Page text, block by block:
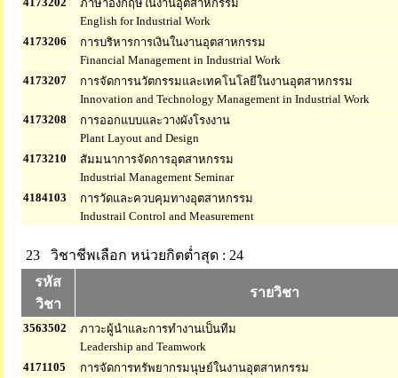
ภาษาอังกฤษในงานอุตสาหกรรม
English for Industrial Work
4173206
การบริหารการเงินในงานอุตสาหกรรม
Financial Management in Industrial Work
4173207
การจัดการนวัตกรรมและเทคโนโลยีในงานอุตสาหกรรม
Innovation and Technology Management in Industrial Work
4173208
การออกแบบและวางผังโรงงาน
Plant Layout and Design
4173210
สัมมนาการจัดการอุตสาหกรรม
Industrial Management Seminar
4184103
การวัดและควบคุมทางอุตสาหกรรม
Industrail Control and Measurement
23 วิชาชีพเลือก หน่วยกิตต่ำสุด : 24
รหัส
วิชา
รายวิชา
3563502
ภาวะผู้นำและการทำงานเป็นทีม
Leadership and Teamwork
4171105
การจัดการทรัพยากรมนุษย์ในงานอุตสาหกรรม